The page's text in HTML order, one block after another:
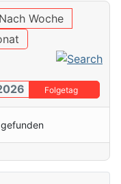
Nach Woche
Folgetag